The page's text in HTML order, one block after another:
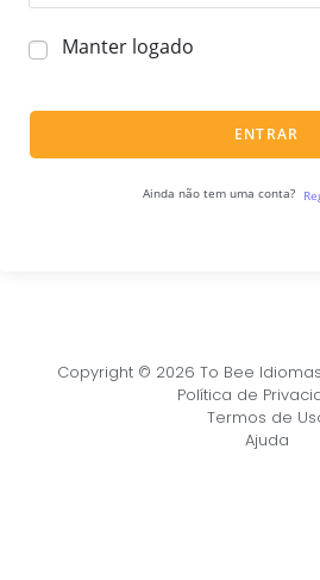
Manter logado
ENTRAR
Ainda não tem uma conta?
Copyright © 2026 To Bee
Política de
Termos de
Ajuda